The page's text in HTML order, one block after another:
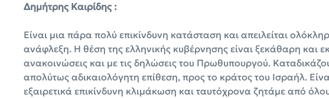
Δημήτρης Καιρίδης :
Είναι μια πάρα πολύ επικίνδυνη κατάσταση και απειλείται
ανάφλεξη. Η θέση της ελληνικής κυβέρνησης είναι ξεκάθαρη και
ανακοινώσεις και με τις δηλώσεις του Πρωθυπουργού.
απολύτως αδικαιολόγητη επίθεση, προς το κράτος του Ισραήλ.
εξαιρετικά επικίνδυνη κλιμάκωση και ταυτόχρονα ζητάμε από